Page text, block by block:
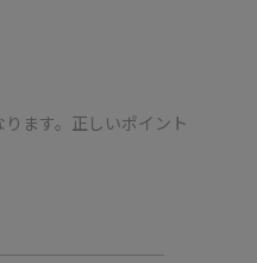
ます。正しいポイント